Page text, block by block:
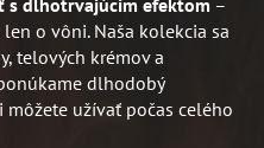
s dlhotrvajúcim efektom –
o vôni. Naša kolekcia sa
telových krémov a
dlhodobý
môžete užívať počas celého